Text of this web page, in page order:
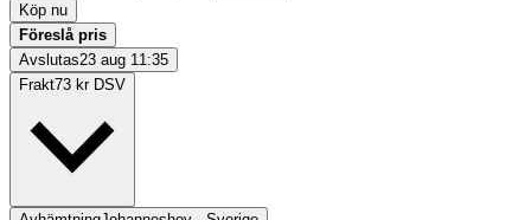
Köp nu
Föreslå pris
Avslutas23 aug 11:35
Frakt73 kr DSV